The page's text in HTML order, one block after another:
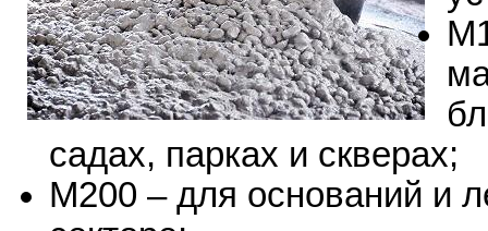
садах, парках и скверах;
М200 – для оснований и